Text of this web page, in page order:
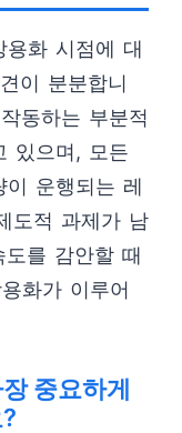
용화 시점에 대
이 분분합니
동하는 부분적
있으며, 모든
이 운행되는 레
도적 과제가 남
를 감안할 때
화가 이루어
중요하게